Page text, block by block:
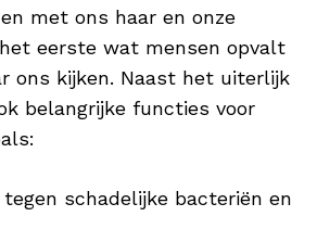
met ons haar en onze
eerste wat mensen opvalt
ons kijken. Naast het uiterlijk
belangrijke functies voor
tegen schadelijke bacteriën en